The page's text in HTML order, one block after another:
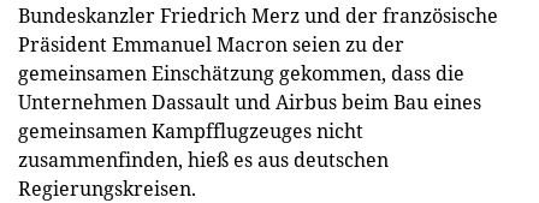
Bundeskanzler Friedrich Merz und der französische
Präsident Emmanuel Macron seien zu der
gemeinsamen Einschätzung gekommen, dass die
Unternehmen Dassault und Airbus beim Bau eines
gemeinsamen Kampfflugzeuges nicht
zusammenfinden, hieß es aus deutschen
Regierungskreisen.